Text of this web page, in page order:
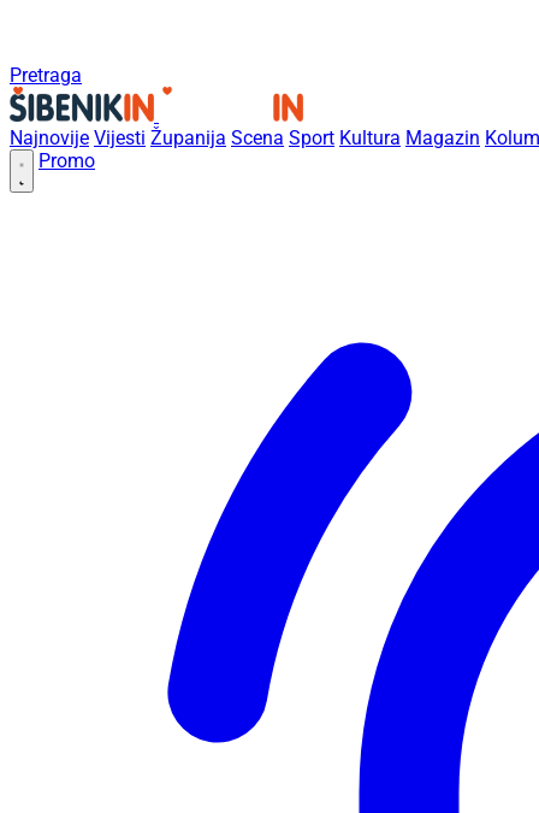
Pretraga
Najnovije Vijesti Županija Scena Sport Kultura Magazin
Promo